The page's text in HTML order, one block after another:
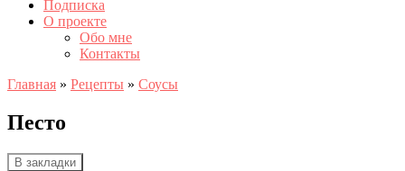
Подписка
О проекте
Обо мне
Контакты
Главная » Рецепты » Соусы
Песто
В закладки